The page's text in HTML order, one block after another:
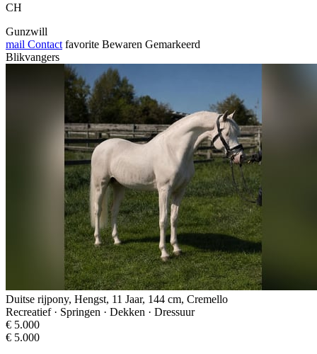
CH
Gunzwill
mail Contact favorite Bewaren Gemarkeerd
Blikvangers
Duitse rijpony, Hengst, 11 Jaar, 144 cm, Cremello
Recreatief · Springen · Dekken · Dressuur
€ 5.000
€ 5.000